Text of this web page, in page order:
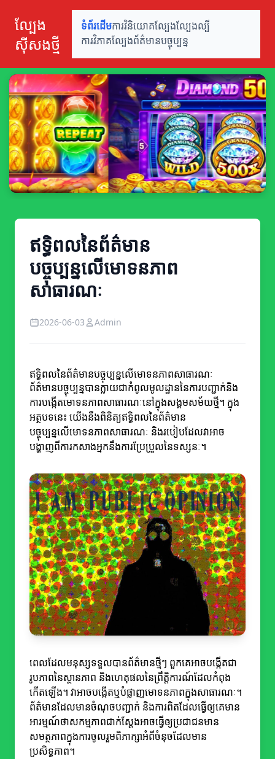
ល្បែង
ស៊ីសងថ្មី
ទំព័រដើមការវិនិយោគល្បែងល្បែងល្បី
ការវិភាគល្បែងព័ត៌មានបច្ចុប្បន្ន
ឥទ្ធិពលនៃព័ត៌មាន
បច្ចុប្បន្នលើមោទនភាព
សាធារណៈ
2026-06-03 Admin
ឥទ្ធិពលនៃព័ត៌មានបច្ចុប្បន្នលើមោទនភាពសាធារណៈ
ព័ត៌មានបច្ចុប្បន្នបានក្លាយជាកំពូលមូលដ្ឋាននៃការបញ្ជាក់និង
ការបង្កើតមោទនភាពសាធារណៈនៅក្នុងសង្គមសម័យថ្មី។ ក្នុង
អត្ថបទនេះ យើងនឹងពិនិត្យឥទ្ធិពលនៃព័ត៌មាន
បច្ចុប្បន្នលើមោទនភាពសាធារណៈ និងរបៀបដែលវាអាច
បង្ហាញពីការកសាងអ្នកនឹងការប្រែប្រួលនៃទស្សនៈ។
ពេលដែលមនុស្សទទួលបានព័ត៌មានថ្មីៗ ពួកគេអាចបង្កើតជា
រូបភាពនៃស្ថានភាព និងហេតុផលនៃព្រឹត្តិការណ៍ដែលកំពុង
កើតឡើង។ វាអាចបង្កើតឬបំផ្លាញមោទនភាពក្នុងសាធារណៈ។
ព័ត៌មានដែលមានចំណុចបញ្ជាក់ និងការពិតដែលធ្វើឲ្យគេមាន
អារម្មណ៍ថាសកម្មភាពជាក់ស្តែងអាចធ្វើឲ្យប្រជាជនមាន
សមត្ថភាពក្នុងការចូលរួមពិភាក្សាអំពីចំនុចដែលមាន
ប្រសិទ្ធភាព។